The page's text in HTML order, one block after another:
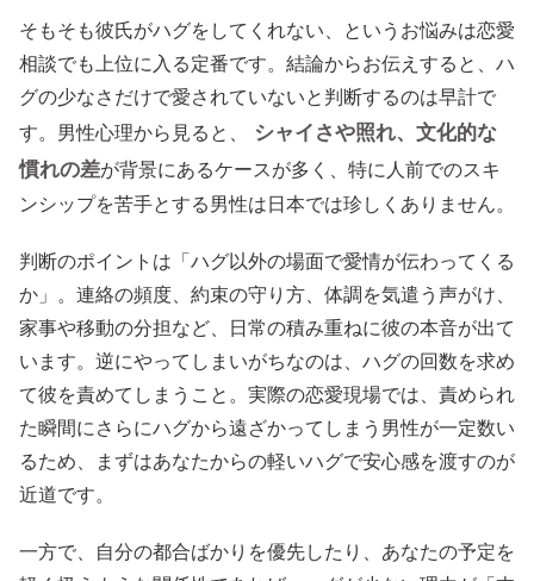
そもそも彼氏がハグをしてくれない、というお悩みは恋愛
相談でも上位に入る定番です。結論からお伝えすると、ハ
グの少なさだけで愛されていないと判断するのは早計で
す。男性心理から見ると、
シャイさや照れ、文化的な
慣れの差が背景にあるケースが多く、特に人前でのスキ
ンシップを苦手とする男性は日本では珍しくありません。
判断のポイントは「ハグ以外の場面で愛情が伝わってくる
か」。連絡の頻度、約束の守り方、体調を気遣う声がけ、
家事や移動の分担など、日常の積み重ねに彼の本音が出て
います。逆にやってしまいがちなのは、ハグの回数を求め
て彼を責めてしまうこと。実際の恋愛現場では、責められ
た瞬間にさらにハグから遠ざかってしまう男性が一定数い
るため、まずはあなたからの軽いハグで安心感を渡すのが
近道です。
一方で、自分の都合ばかりを優先したり、あなたの予定を